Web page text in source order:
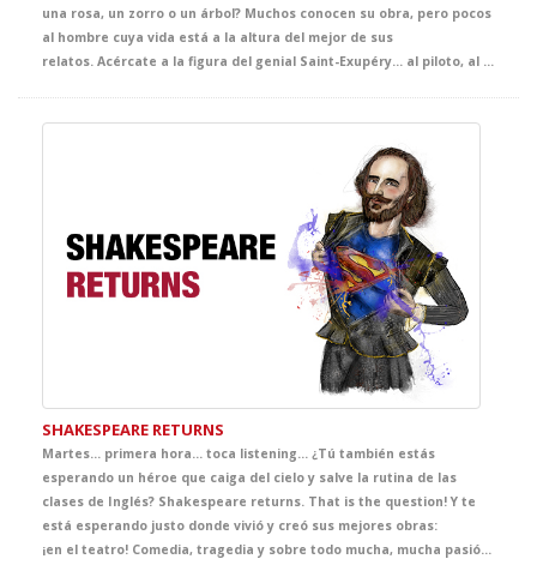
una rosa, un zorro o un árbol? Muchos conocen su obra, pero pocos
al hombre cuya vida está a la altura del mejor de sus
relatos. Acércate a la figura del genial Saint-Exupéry… al piloto, al aventurero, al escritor y sobre todo al amante de la vida, a través de los pasajes que inspiraron su obra más conocida. Una cuidadísima adaptación pensada especialmente para atrapar a tus alumnos de Francés desde el primer instante.
SHAKESPEARE RETURNS
Martes… primera hora… toca listening… ¿Tú también estás
esperando un héroe que caiga del cielo y salve la rutina de las
clases de Inglés? Shakespeare returns. That is the question! Y te
está esperando justo donde vivió y creó sus mejores obras:
¡en el teatro! Comedia, tragedia y sobre todo mucha, mucha pasión en esta genial adaptación que hila majestuosamente las mejores escenas de sus obras: El Mercader de Venecia, Macbeth, Hamlet y Romeo y Julieta entre otros. Ahora pregúntate si estás preparado para saber cuánto vale una libra carne, cómo el primer amor puede nacer del primer odio o si se puede llorar y reír a un tiempo.